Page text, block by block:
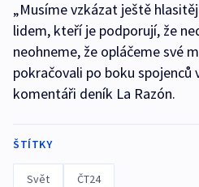
„Musíme vzkázat ještě
lidem, kteří je podporují, že
neohneme, že opláčeme své
pokračovali po boku spojenců
komentáři deník La Razón.
ŠTÍTKY
Svět ČT24